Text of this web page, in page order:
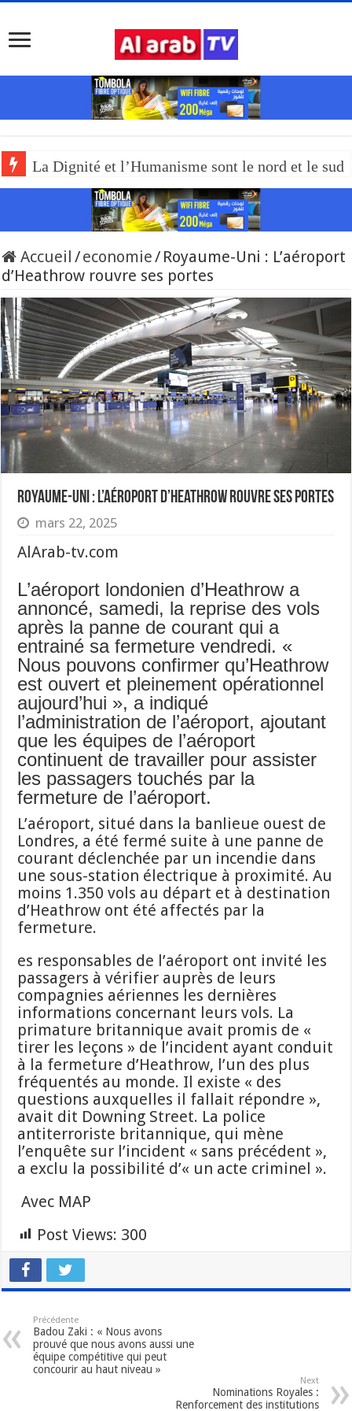
La Dignité et l’Humanisme sont le nord et le
Accueil /economie/ Royaume-Uni : L’aéroport
d’Heathrow rouvre ses portes
Royaume-Uni : L’aéroport d’Heathrow rouvre ses portes
mars 22, 2025
AlArab-tv.com
L’aéroport londonien d’Heathrow a
annoncé, samedi, la reprise des vols
après la panne de courant qui a
entrainé sa fermeture vendredi. «
Nous pouvons confirmer qu’Heathrow
est ouvert et pleinement opérationnel
aujourd’hui », a indiqué
l’administration de l’aéroport, ajoutant
que les équipes de l’aéroport
continuent de travailler pour assister
les passagers touchés par la
fermeture de l’aéroport.
L’aéroport, situé dans la banlieue ouest de
Londres, a été fermé suite à une panne de
courant déclenchée par un incendie dans
une sous-station électrique à proximité. Au
moins 1.350 vols au départ et à destination
d’Heathrow ont été affectés par la
fermeture.
es responsables de l’aéroport ont invité les
passagers à vérifier auprès de leurs
compagnies aériennes les dernières
informations concernant leurs vols. La
primature britannique avait promis de «
tirer les leçons » de l’incident ayant conduit
à la fermeture d’Heathrow, l’un des plus
fréquentés au monde. Il existe « des
questions auxquelles il fallait répondre »,
avait dit Downing Street. La police
antiterroriste britannique, qui mène
l’enquête sur l’incident « sans précédent »,
a exclu la possibilité d’« un acte criminel ».
Avec MAP
Post Views: 300
Précédente
Badou Zaki : « Nous avons
prouvé que nous avons aussi une
équipe compétitive qui peut
concourir au haut niveau »
Next
Nominations Royales :
Renforcement des institutions